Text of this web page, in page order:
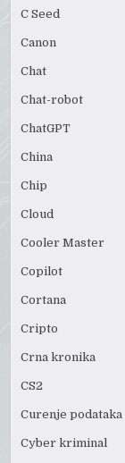
C Seed
Canon
Chat
Chat-robot
ChatGPT
China
Chip
Cloud
Cooler Master
Copilot
Cortana
Cripto
Crna kronika
CS2
Curenje podataka
Cyber kriminal